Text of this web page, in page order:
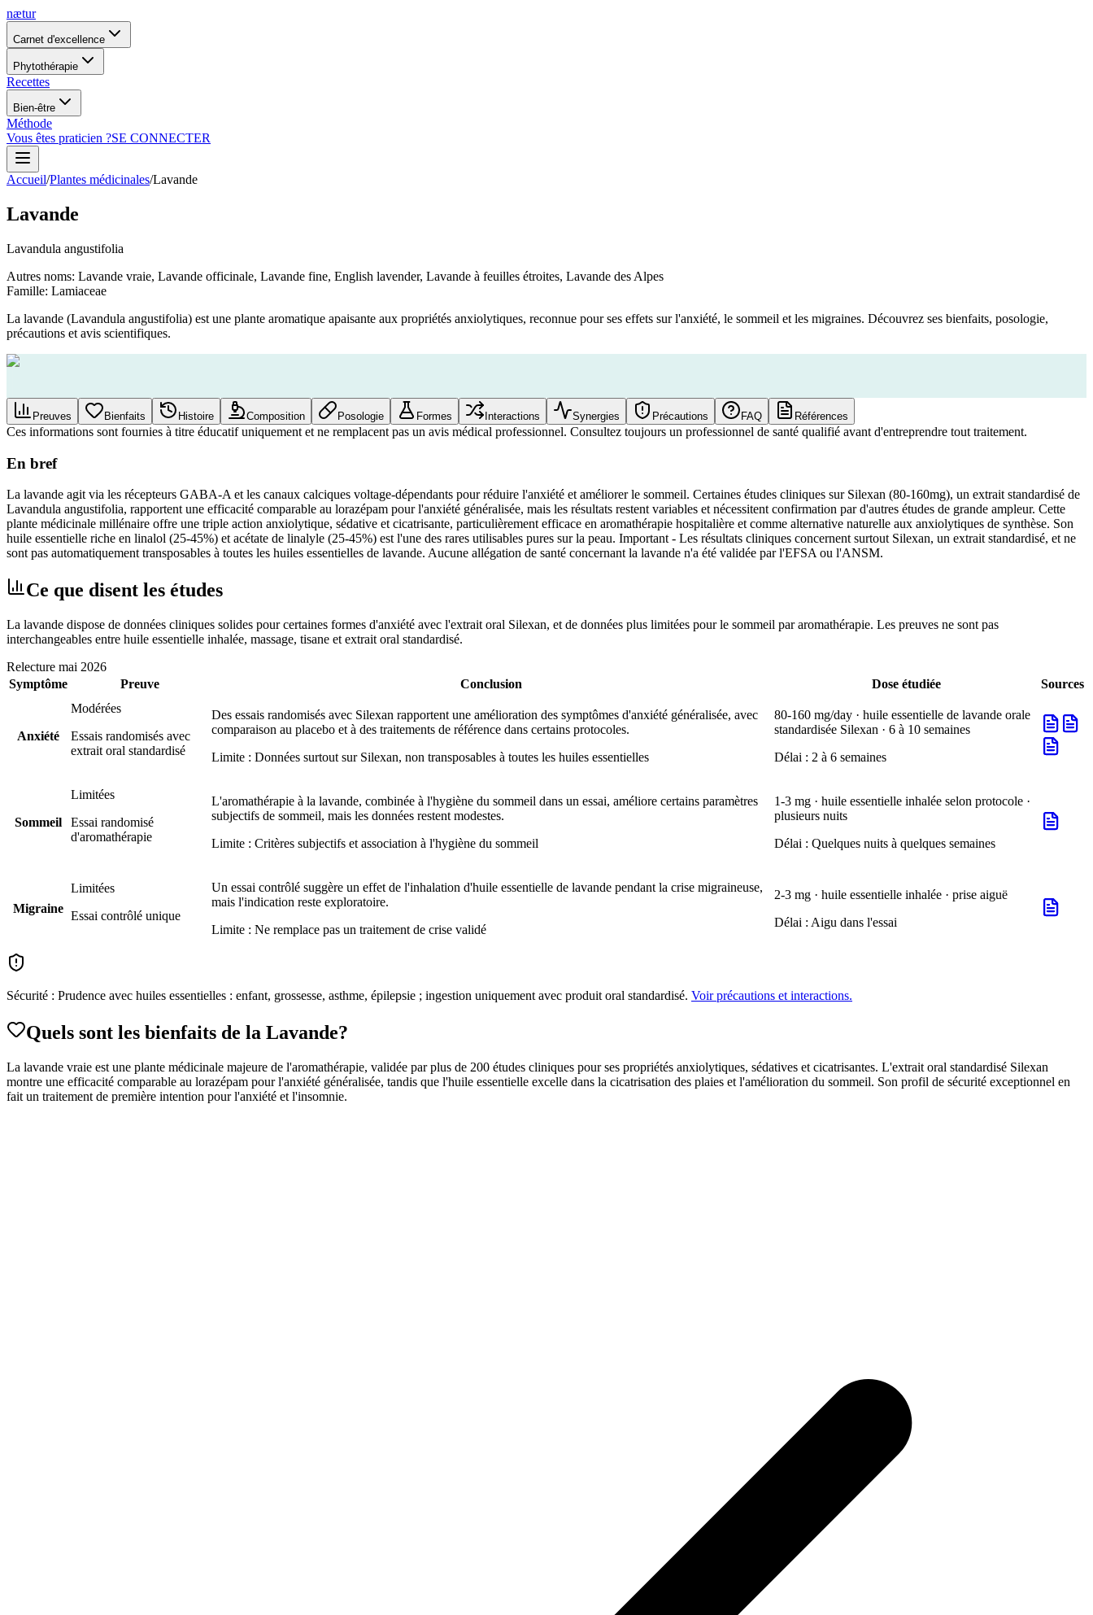
nætur
Carnet d'excellence
Phytothérapie
Recettes
Bien-être
Méthode
Vous êtes praticien ?SE CONNECTER
Accueil/Plantes médicinales/Lavande
Lavande
Lavandula angustifolia
Autres noms: Lavande vraie, Lavande officinale, Lavande fine, English lavender, Lavande à feuilles étroites, Lavande des Alpes
Famille: Lamiaceae
La lavande (Lavandula angustifolia) est une plante aromatique apaisante aux propriétés anxiolytiques, reconnue pour ses effets sur l'anxiété, le sommeil et les migraines. Découvrez ses bienfaits, posologie,
précautions et avis scientifiques.
Preuves Bienfaits Histoire Composition Posologie Formes Interactions Synergies Précautions FAQ Références
Ces informations sont fournies à titre éducatif uniquement et ne remplacent pas un avis médical professionnel. Consultez toujours un professionnel de santé qualifié avant d'entreprendre tout traitement.
En bref
La lavande agit via les récepteurs GABA-A et les canaux calciques voltage-dépendants pour réduire l'anxiété et améliorer le sommeil. Certaines études cliniques sur Silexan (80-160mg), un extrait standardisé de
Lavandula angustifolia, rapportent une efficacité comparable au lorazépam pour l'anxiété généralisée, mais les résultats restent variables et nécessitent confirmation par d'autres études de grande ampleur. Cette
plante médicinale millénaire offre une triple action anxiolytique, sédative et cicatrisante, particulièrement efficace en aromathérapie hospitalière et comme alternative naturelle aux anxiolytiques de synthèse. Son
huile essentielle riche en linalol (25-45%) et acétate de linalyle (25-45%) est l'une des rares utilisables pures sur la peau. Important - Les résultats cliniques concernent surtout Silexan, un extrait standardisé, et ne
sont pas automatiquement transposables à toutes les huiles essentielles de lavande. Aucune allégation de santé concernant la lavande n'a été validée par l'EFSA ou l'ANSM.
Ce que disent les études
La lavande dispose de données cliniques solides pour certaines formes d'anxiété avec l'extrait oral Silexan, et de données plus limitées pour le sommeil par aromathérapie. Les preuves ne sont pas
interchangeables entre huile essentielle inhalée, massage, tisane et extrait oral standardisé.
Relecture mai 2026
Symptôme
Preuve Conclusion Dose étudiée Sources
Anxiété
Modérées
Essais randomisés avec
extrait oral standardisé
Des essais randomisés avec Silexan rapportent une amélioration des symptômes d'anxiété généralisée, avec
comparaison au placebo et à des traitements de référence dans certains protocoles.
Limite : Données surtout sur Silexan, non transposables à toutes les huiles essentielles
80-160 mg/day · huile essentielle de lavande orale
standardisée Silexan · 6 à 10 semaines
Délai : 2 à 6 semaines
Sommeil
Limitées
Essai randomisé
d'aromathérapie
L'aromathérapie à la lavande, combinée à l'hygiène du sommeil dans un essai, améliore certains paramètres
subjectifs de sommeil, mais les données restent modestes.
Limite : Critères subjectifs et association à l'hygiène du sommeil
1-3 mg · huile essentielle inhalée selon protocole ·
plusieurs nuits
Délai : Quelques nuits à quelques semaines
Migraine
Limitées
Essai contrôlé unique
Un essai contrôlé suggère un effet de l'inhalation d'huile essentielle de lavande pendant la crise migraineuse,
mais l'indication reste exploratoire.
Limite : Ne remplace pas un traitement de crise validé
2-3 mg · huile essentielle inhalée · prise aiguë
Délai : Aigu dans l'essai
Sécurité : Prudence avec huiles essentielles : enfant, grossesse, asthme, épilepsie ; ingestion uniquement avec produit oral standardisé. Voir précautions et interactions.
Quels sont les bienfaits de la Lavande?
La lavande vraie est une plante médicinale majeure de l'aromathérapie, validée par plus de 200 études cliniques pour ses propriétés anxiolytiques, sédatives et cicatrisantes. L'extrait oral standardisé Silexan
montre une efficacité comparable au lorazépam pour l'anxiété généralisée, tandis que l'huile essentielle excelle dans la cicatrisation des plaies et l'amélioration du sommeil. Son profil de sécurité exceptionnel en
fait un traitement de première intention pour l'anxiété et l'insomnie.